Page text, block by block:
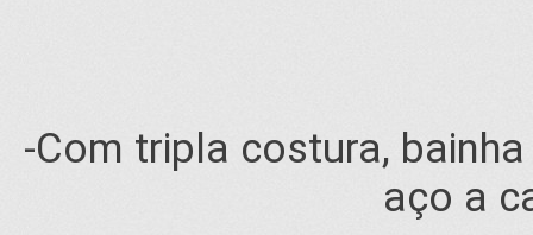
-Com tripla costura,
aço a